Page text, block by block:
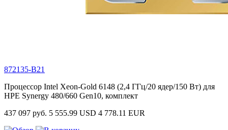
872135-B21
Процессор Intel Xeon-Gold 6148 (2,4 ГГц/20 ядер/150 Вт) для
HPE Synergy 480/660 Gen10, комплект
437 097 руб. 5 555.99 USD 4 778.11 EUR